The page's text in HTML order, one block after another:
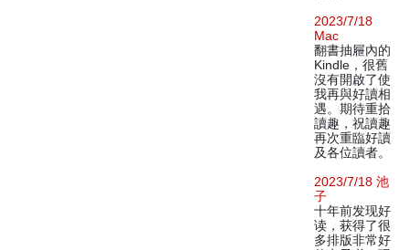
2023/7/18
Mac
翻書抽屜內的
Kindle，很舊
沒有開啟了使
我再與好讀相
遇。期待重拾
讀趣，祝讀趣
再次重臨好讀
及各位讀者。
2023/7/18 池
子
十年前发现好
读，获得了很
多排版非常好